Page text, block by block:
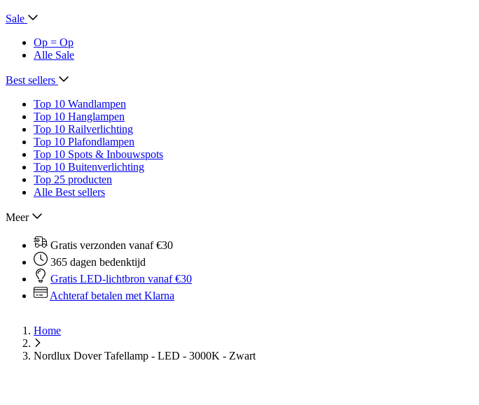
Sale
Op = Op
Alle Sale
Best sellers
Top 10 Wandlampen
Top 10 Hanglampen
Top 10 Railverlichting
Top 10 Plafondlampen
Top 10 Spots & Inbouwspots
Top 10 Buitenverlichting
Top 25 producten
Alle Best sellers
Meer
Gratis verzonden vanaf €30
365 dagen bedenktijd
Gratis LED-lichtbron vanaf €30
Achteraf betalen met Klarna
Home
Nordlux Dover Tafellamp - LED - 3000K - Zwart